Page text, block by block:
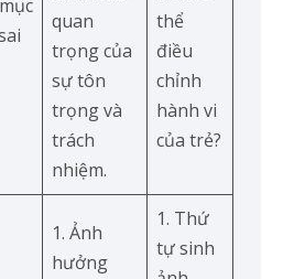
quan
trọng của
sự tôn
trọng và
trách
nhiệm.
thể
điều
chỉnh
hành vi
của trẻ?
1. Ảnh
hưởng
1. Thứ
tự sinh